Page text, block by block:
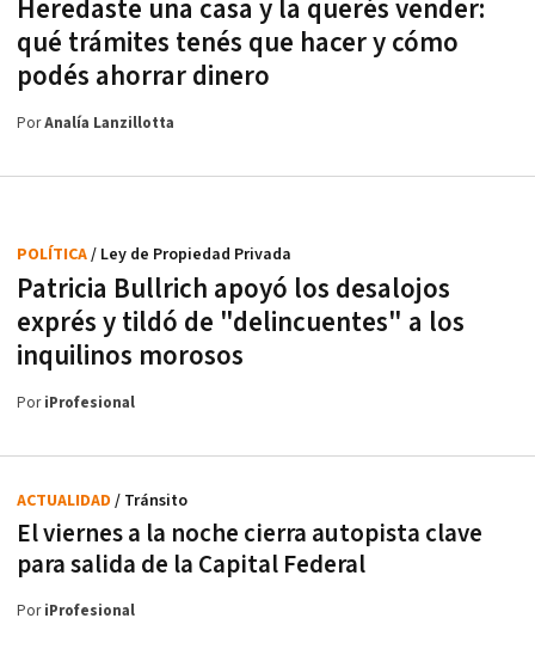
Heredaste una casa y la querés vender:
qué trámites tenés que hacer y cómo
podés ahorrar dinero
PorAnalía Lanzillotta
Patricia Bullrich apoyó los desalojos
exprés y tildó de "delincuentes" a los
inquilinos morosos
POLÍTICA/ Ley de Propiedad Privada
PoriProfesional
El viernes a la noche cierra autopista clave
para salida de la Capital Federal
ACTUALIDAD / Tránsito
PoriProfesional